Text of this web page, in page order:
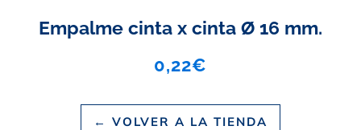
Empalme cinta x cinta Ø 16 mm.
0,22€
← VOLVER A LA TIENDA